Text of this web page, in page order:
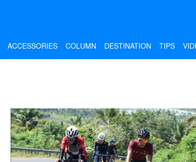
ACCESSORIES COLUMN DESTINATION TIPS